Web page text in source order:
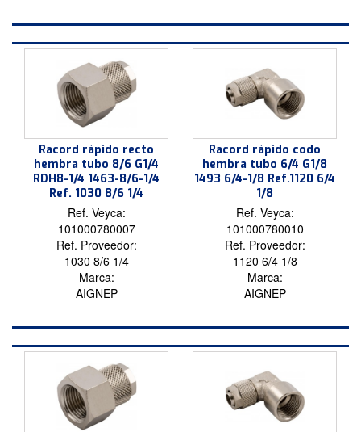
Racord rápido recto
hembra tubo 8/6 G1/4
RDH8-1/4 1463-8/6-1/4
Ref. 1030 8/6 1/4
Ref. Veyca:
101000780007
Ref. Proveedor:
1030 8/6 1/4
Marca:
AIGNEP
Racord rápido codo
hembra tubo 6/4 G1/8
1493 6/4-1/8 Ref.1120 6/4
1/8
Ref. Veyca:
101000780010
Ref. Proveedor:
1120 6/4 1/8
Marca:
AIGNEP